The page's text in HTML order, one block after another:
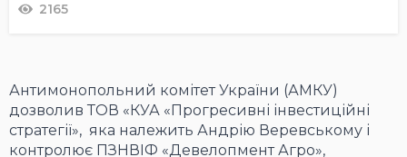
2165
Антимонопольний комітет України (АМКУ)
дозволив ТОВ «КУА «Прогресивні інвестиційні
стратегії», яка належить Андрію Веревському і
контролює ПЗНВІФ «Девелопмент Агро»,